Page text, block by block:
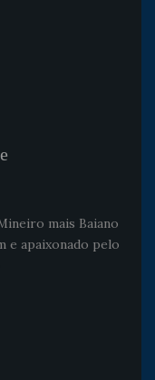
mais Baiano
e apaixonado pelo